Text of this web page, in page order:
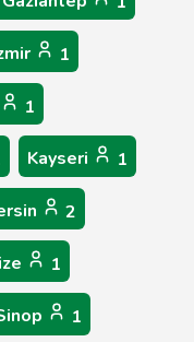
1
1
Kayseri 1
2
1
1